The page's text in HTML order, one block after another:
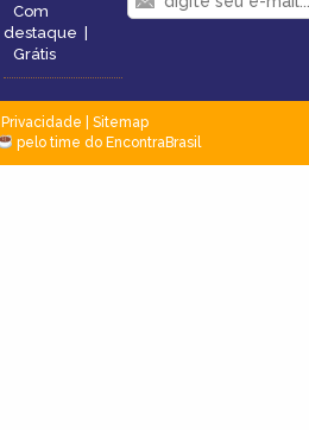
Com
destaque |
Grátis
Privacidade
Sitemap
pelo time do EncontraBrasil